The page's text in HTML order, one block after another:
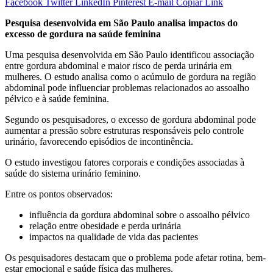
Facebook Twitter LinkedIn Pinterest E-mail Copiar Link
Pesquisa desenvolvida em São Paulo analisa impactos do
excesso de gordura na saúde feminina
Uma pesquisa desenvolvida em São Paulo identificou associação
entre gordura abdominal e maior risco de perda urinária em
mulheres. O estudo analisa como o acúmulo de gordura na região
abdominal pode influenciar problemas relacionados ao assoalho
pélvico e à saúde feminina.
Segundo os pesquisadores, o excesso de gordura abdominal pode
aumentar a pressão sobre estruturas responsáveis pelo controle
urinário, favorecendo episódios de incontinência.
O estudo investigou fatores corporais e condições associadas à
saúde do sistema urinário feminino.
Entre os pontos observados:
influência da gordura abdominal sobre o assoalho pélvico
relação entre obesidade e perda urinária
impactos na qualidade de vida das pacientes
Os pesquisadores destacam que o problema pode afetar rotina, bem-
estar emocional e saúde física das mulheres.